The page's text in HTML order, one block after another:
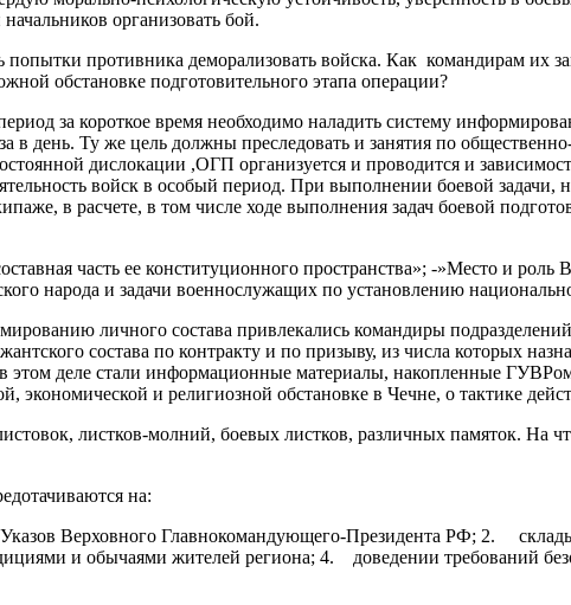
организовать бой.
противника деморализовать войска. Как командирам их
обстановке подготовительного этапа операции?
за короткое время необходимо наладить систему
в день. Ту же цель должны преследовать и занятия по
дислокации ,ОГП организуется и проводится и
войск в особый период. При выполнении боевой
в расчете, в том числе ходе выполнения задач боевой
часть ее конституционного пространства»; -»Место и
народа и задачи военнослужащих по установлению
личного состава привлекались командиры
состава по контракту и по призыву, из числа которых
этом деле стали информационные материалы, накопленные
экономической и религиозной обстановке в Чечне, о тактике
листков-молний, боевых листков, различных памяток. На
на:
Указов Верховного Главнокомандующего-Президента РФ; 2.
и обычаями жителей региона; 4. доведении требований